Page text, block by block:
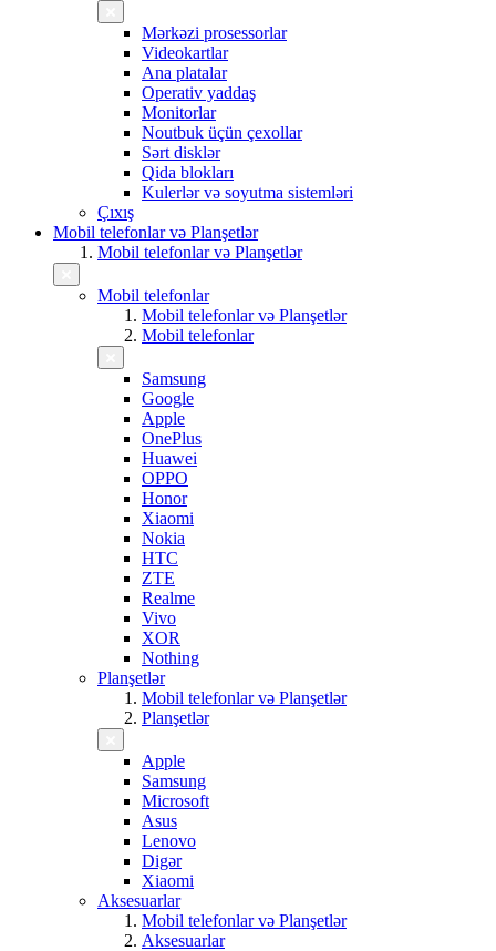
Mərkəzi prosessorlar
Videokartlar
Ana platalar
Operativ yaddaş
Monitorlar
Noutbuk üçün çexollar
Sərt disklər
Qida blokları
Kulerlər və soyutma sistemləri
Çıxış
Mobil telefonlar və Planşetlər
Mobil telefonlar və Planşetlər
Mobil telefonlar
Mobil telefonlar və Planşetlər
Mobil telefonlar
Samsung
Google
Apple
OnePlus
Huawei
OPPO
Honor
Xiaomi
Nokia
HTC
ZTE
Realme
Vivo
XOR
Nothing
Planşetlər
Mobil telefonlar və Planşetlər
Planşetlər
Apple
Samsung
Microsoft
Asus
Lenovo
Digər
Xiaomi
Aksesuarlar
Mobil telefonlar və Planşetlər
Aksesuarlar